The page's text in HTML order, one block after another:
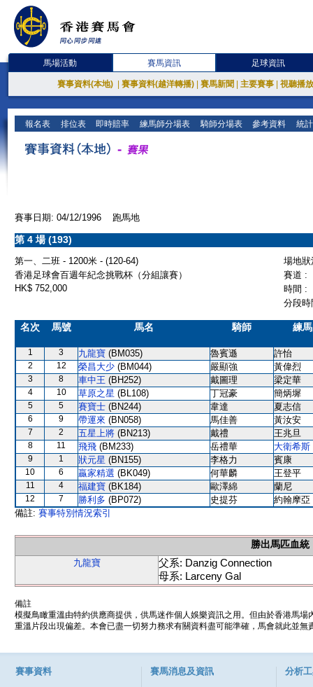
馬場活動 賽馬資訊 足球資訊
賽事資料(本地) 賽事資料(越洋轉播) 賽馬新聞 主要賽事 視聽播
報名表 排位表 即時賠率 練馬師分場表 騎師分場表 參考資料 統
賽事日期: 04/12/1996 跑馬地
第 4 場 (193)
第一、二班 - 1200米 - (120-64)
場地
香港足球會百週年紀念挑戰杯（分組讓賽）
賽道 :
HK$ 752,000
時間 :
分段
名次 馬號 馬名 騎師 練
1 3 九龍寶 (BM035) 魯賓遜 許怡
2 12 榮昌大少 (BM044) 嚴顯強 黃偉烈
3 8 車中王 (BH252) 戴圖理 梁定華
4 10 草原之星 (BL108) 丁冠豪 簡炳墀
5 5 賽寶士 (BN244) 韋達 夏志信
6 9 帶運來 (BN058) 馬佳善 黃汝安
7 2 五星上將 (BN213) 戴禮 王兆旦
8 11 飛飛 (BM233) 岳禮華 大衛希斯
9 1 狀元星 (BN155) 李格力 賓康
10 6 贏家精選 (BK049) 何華麟 王登平
11 4 福建寶 (BK184) 歐澤綿 蘭尼
12 7 勝利多 (BP072) 史提芬
約翰摩亞
備註: 賽事特別情況索引
勝出馬匹血統
九龍寶
父系: Danzig Connection
母系: Larceny Gal
備註
模擬鳥瞰重溫由特約供應商提供，供馬迷作個人娛樂資訊之用。但由於香港馬
重溫片段出現偏差。本會已盡一切努力務求有關資料盡可能準確，馬會就此並
賽事資料 賽馬消息及資訊 分析